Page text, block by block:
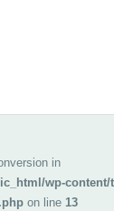
in
wp-content/
on line 13